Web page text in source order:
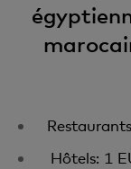
Hôtels: 1